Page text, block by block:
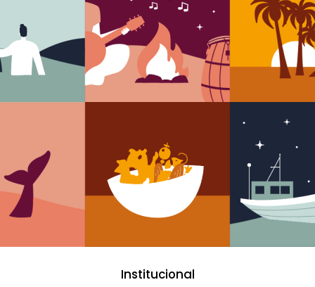
Institucional